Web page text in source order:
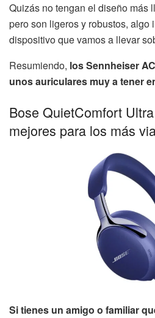
Quizás no tengan el diseño más
pero son ligeros y robustos, algo
dispositivo que vamos a llevar
Resumiendo, los Sennheiser
unos auriculares muy a tener
Bose QuietComfort
mejores para los más
Si tienes un amigo o familiar